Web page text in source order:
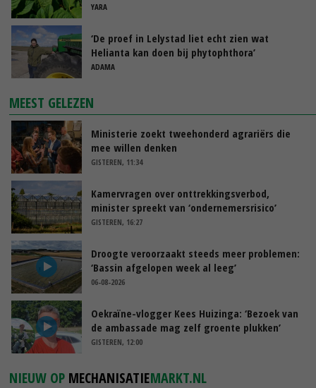
YARA
‘De proef in Lelystad liet echt zien wat
Helianta kan doen bij phytophthora’
ADAMA
MEEST GELEZEN
Ministerie zoekt tweehonderd agrariërs die
mee willen denken
GISTEREN, 11:34
Kamervragen over onttrekkingsverbod,
minister spreekt van ‘ondernemersrisico’
GISTEREN, 16:27
Droogte veroorzaakt steeds meer problemen:
‘Bassin afgelopen week al leeg’
06-08-2026
Oekraïne-vlogger Kees Huizinga: ‘Bezoek van
de ambassade mag zelf groente plukken’
GISTEREN, 12:00
NIEUW OP MECHANISATIEMARKT.NL